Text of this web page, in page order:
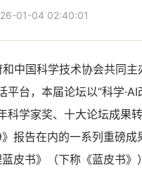
01-04 02:40:01
中国科学技术协会共同
台，本届论坛以“科学
学家奖、十大论坛成果
报告在内的一系列重磅成
书》（下称《蓝皮书》